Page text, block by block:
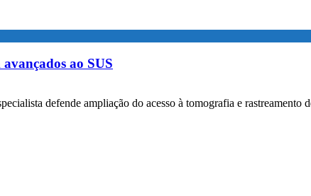
ao SUS
defende ampliação do acesso à tomografia e